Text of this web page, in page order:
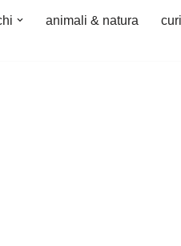
animali & natura